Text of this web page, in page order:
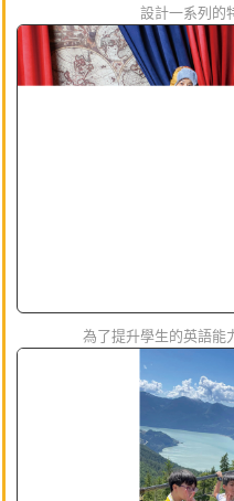
設計一系列的
為了提升學生的英語能